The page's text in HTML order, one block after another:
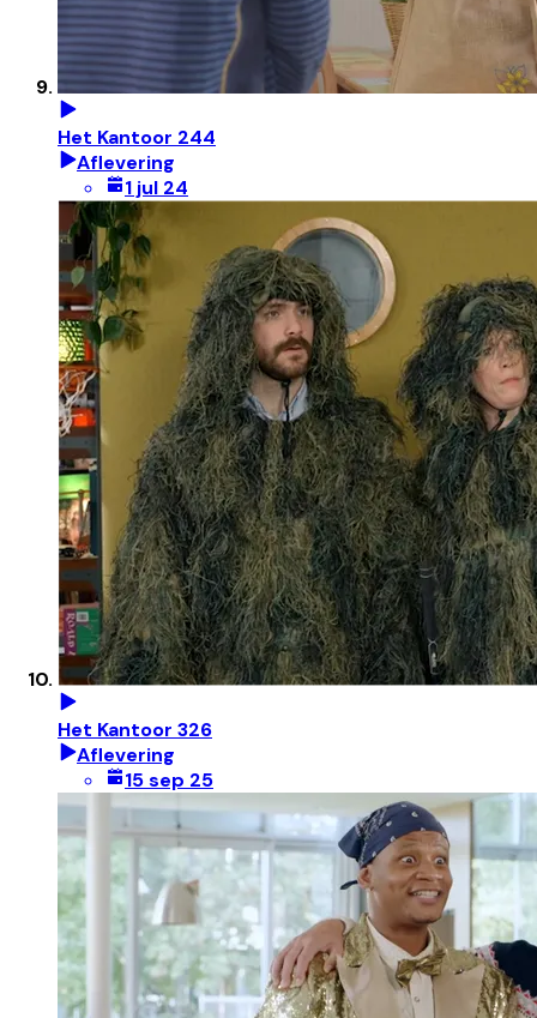
Het Kantoor 244
Aflevering
1 jul 24
Het Kantoor 326
Aflevering
15 sep 25